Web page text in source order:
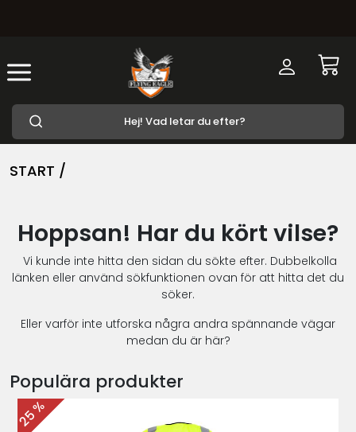
START /
Hoppsan! Har du kört vilse?
Vi kunde inte hitta den sidan du sökte efter. Dubbelkolla
länken eller använd sökfunktionen ovan för att hitta det du
söker.
Eller varför inte utforska några andra spännande vägar
medan du är här?
Populära produkter
25 %